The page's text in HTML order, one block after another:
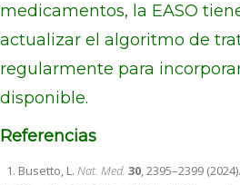
medicamentos, la EASO
actualizar el algoritmo de
regularmente para
disponible.
Referencias
Busetto, L. Nat. Med. 30, 2395–2399 (2024).